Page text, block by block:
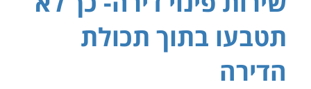
תטבעו בתוך תכולת
הדירה